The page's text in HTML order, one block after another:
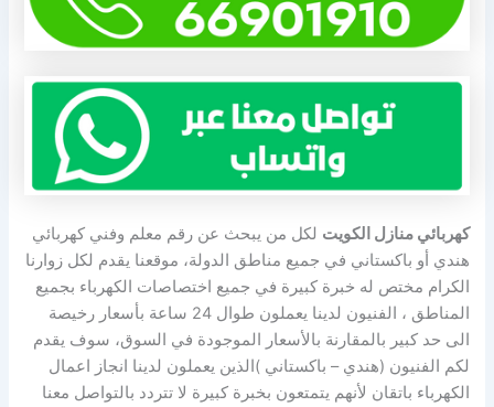
كهربائي منازل الكويت لكل من يبحث عن رقم معلم وفني كهربائي
هندي أو باكستاني في جميع مناطق الدولة، موقعنا يقدم لكل زوارنا
الكرام مختص له خبرة كبيرة في جميع اختصاصات الكهرباء بجميع
المناطق ، الفنيون لدينا يعملون طوال 24 ساعة بأسعار رخيصة
الى حد كبير بالمقارنة بالأسعار الموجودة في السوق، سوف يقدم
لكم الفنيون (هندي – باكستاني )الذين يعملون لدينا انجاز اعمال
الكهرباء باتقان لأنهم يتمتعون بخبرة كبيرة لا تتردد بالتواصل معنا